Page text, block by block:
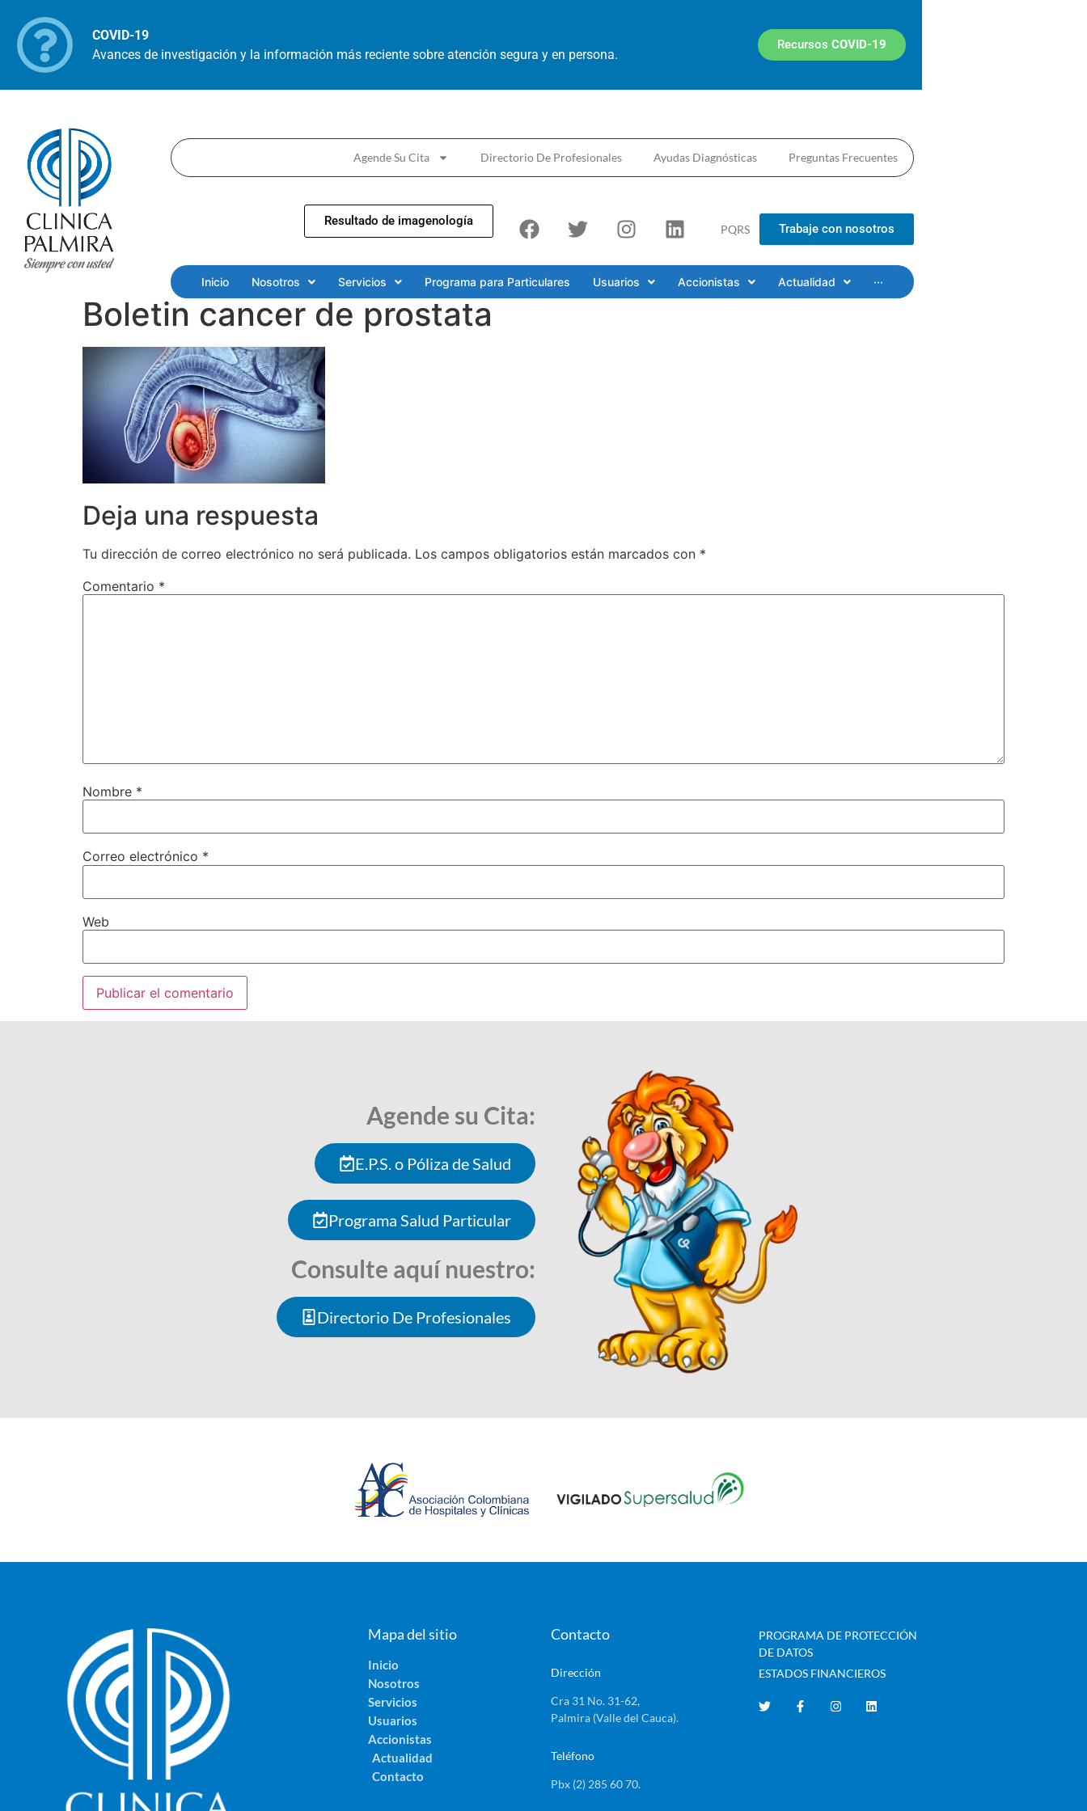
COVID-19
Avances de investigación y la información más reciente sobre atención segura y en persona.
Recursos COVID-19
Agende Su Cita Directorio De Profesionales Ayudas Diagnósticas Preguntas Frecuentes
Resultado de imagenología
PQRS Trabaje con nosotros
Inicio Nosotros Servicios Programa para Particulares Usuarios Accionistas Actualidad ···
Boletin cancer de prostata
Deja una respuesta
Tu dirección de correo electrónico no será publicada. Los campos obligatorios están marcados con *
Comentario *
Nombre *
Correo electrónico *
Web
Agende su Cita:
E.P.S. o Póliza de Salud
Programa Salud Particular
Consulte aquí nuestro:
Directorio De Profesionales
Mapa del sitio
Inicio
Nosotros
Servicios
Usuarios
Accionistas
Actualidad
Contacto
Contacto
Dirección
Cra 31 No. 31-62,
Palmira (Valle del Cauca).
Teléfono
Pbx (2) 285 60 70.
PROGRAMA DE PROTECCIÓN
DE DATOS
ESTADOS FINANCIEROS